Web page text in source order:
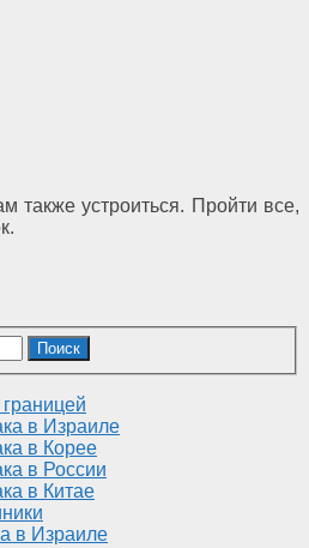
также устроиться. Пройти все,
Поиск
в Израиле
в Корее
в России
в Китае
в Израиле